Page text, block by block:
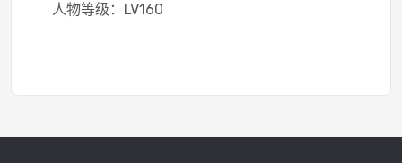
人物等级：LV160